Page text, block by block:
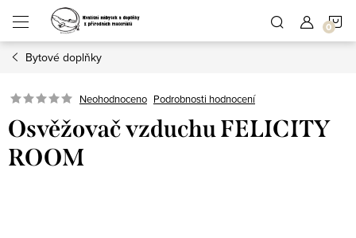
obsah
Bytové doplňky
Neohodnoceno Podrobnosti hodnocení
Osvěžovač vzduchu FELICITY
ROOM